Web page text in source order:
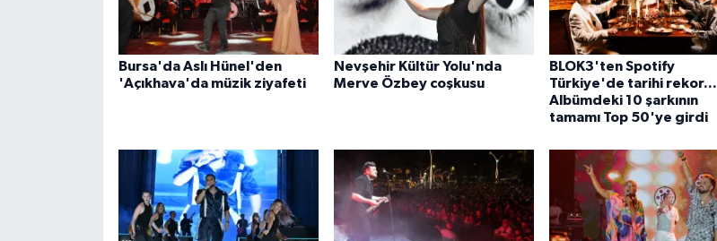
Bursa'da Aslı Hünel'den
'Açıkhava'da müzik ziyafeti
Nevşehir Kültür Yolu'nda
Merve Özbey coşkusu
BLOK3'ten Spotify
Türkiye'de tarihi rekor...
Albümdeki 10 şarkının
tamamı Top 50'ye girdi